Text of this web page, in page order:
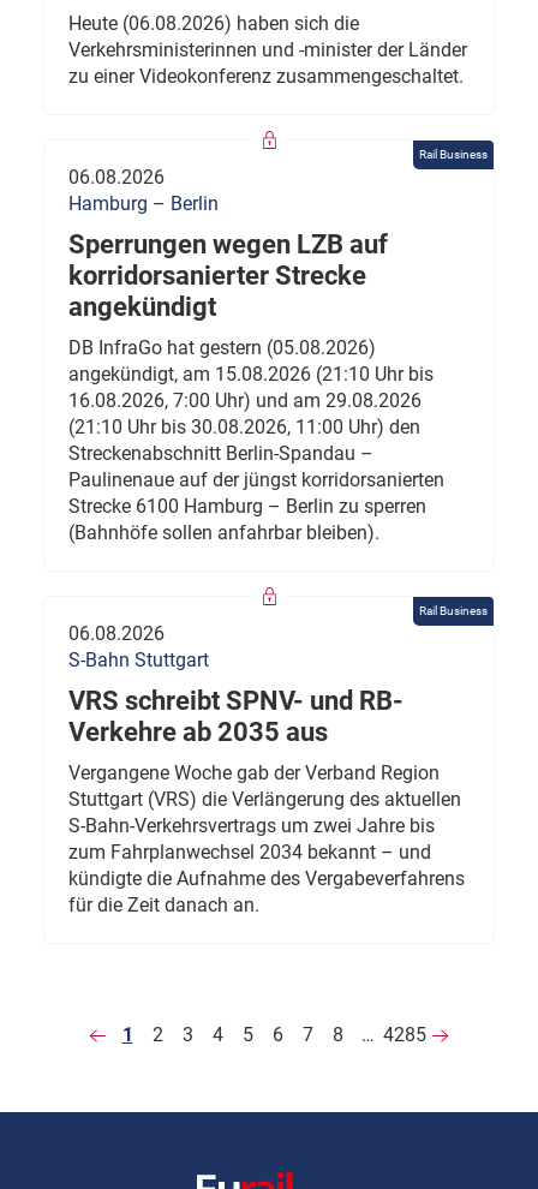
Heute (06.08.2026) haben sich die
Verkehrsministerinnen und -minister der Länder
zu einer Videokonferenz zusammengeschaltet.
Rail Business
06.08.2026
Hamburg – Berlin
Sperrungen wegen LZB auf
korridorsanierter Strecke
angekündigt
DB InfraGo hat gestern (05.08.2026)
angekündigt, am 15.08.2026 (21:10 Uhr bis
16.08.2026, 7:00 Uhr) und am 29.08.2026
(21:10 Uhr bis 30.08.2026, 11:00 Uhr) den
Streckenabschnitt Berlin-Spandau –
Paulinenaue auf der jüngst korridorsanierten
Strecke 6100 Hamburg – Berlin zu sperren
(Bahnhöfe sollen anfahrbar bleiben).
Rail Business
06.08.2026
S-Bahn Stuttgart
VRS schreibt SPNV- und RB-
Verkehre ab 2035 aus
Vergangene Woche gab der Verband Region
Stuttgart (VRS) die Verlängerung des aktuellen
S-Bahn-Verkehrsvertrags um zwei Jahre bis
zum Fahrplanwechsel 2034 bekannt – und
kündigte die Aufnahme des Vergabeverfahrens
für die Zeit danach an.
1 2 3 4 5 6 7 8 … 4285